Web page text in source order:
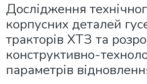
Дослідження
корпусних деталей
тракторів ХТЗ та
конструктивно-
параметрів